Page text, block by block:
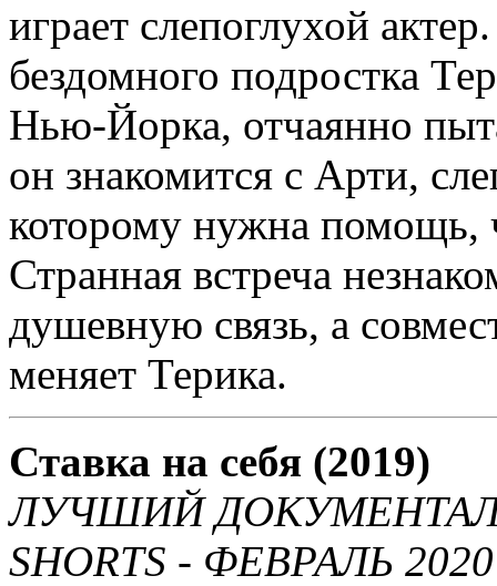
играет слепоглухой
бездомного подростка
Нью-Йорка, отчаянно
он знакомится с Арти,
которому нужна помощь,
Странная встреча
душевную связь, а
меняет Терика.
Ставка на себя (2019)
ЛУЧШИЙ
SHORTS - ФЕВРАЛЬ 2020